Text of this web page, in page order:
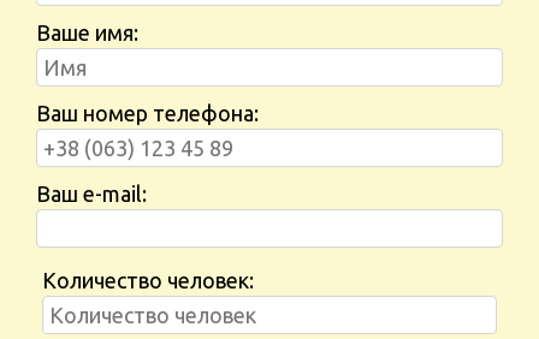
Ваше имя:
Ваш номер телефона:
Ваш e-mail:
Количество человек: